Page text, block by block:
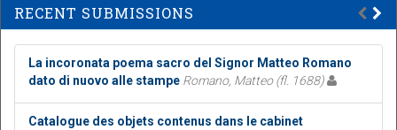
RECENT SUBMISSIONS
La incoronata poema sacro del Signor Matteo Romano
dato di nuovo alle stampe Romano, Matteo (fl. 1688)
Catalogue des objets contenus dans le cabinet